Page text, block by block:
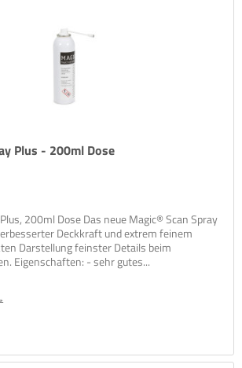
Plus - 200ml Dose
200ml Dose Das neue Magic® Scan Spray
Deckkraft und extrem feinem
Darstellung feinster Details beim
Eigenschaften: - sehr gutes...